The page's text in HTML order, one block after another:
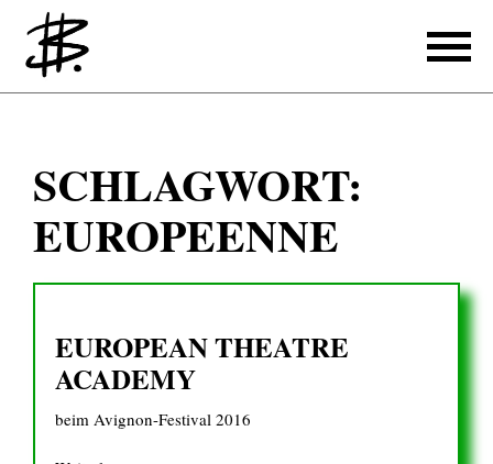
Schreiben
Referenzen
Produzieren
Übersetzen
Referenzen
SCHLAGWORT:
EUROPEENNE
EUROPEAN THEATRE
ACADEMY
beim Avignon-Festival 2016